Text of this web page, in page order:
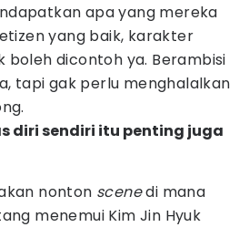
apa yang mereka
yang baik, karakter
boleh dicontoh ya. Berambisi
tapi gak perlu menghalalkan
diri sendiri itu penting juga
nonton scenedi mana
menemui Kim Jin Hyuk